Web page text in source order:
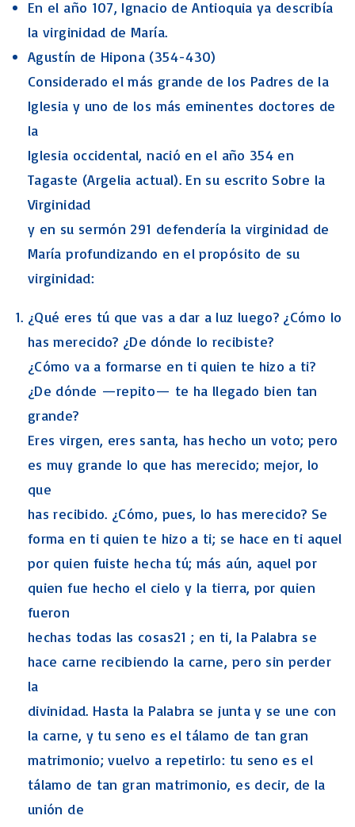
En el año 107, Ignacio de Antioquia ya describía
la virginidad de María.
Agustín de Hipona (354-430)
Considerado el más grande de los Padres de la
Iglesia y uno de los más eminentes doctores de
la
Iglesia occidental, nació en el año 354 en
Tagaste (Argelia actual). En su escrito Sobre la
Virginidad
y en su sermón 291 defendería la virginidad de
María profundizando en el propósito de su
virginidad:
¿Qué eres tú que vas a dar a luz luego? ¿Cómo lo
has merecido? ¿De dónde lo recibiste?
¿Cómo va a formarse en ti quien te hizo a ti?
¿De dónde —repito— te ha llegado bien tan
grande?
Eres virgen, eres santa, has hecho un voto; pero
es muy grande lo que has merecido; mejor, lo
que
has recibido. ¿Cómo, pues, lo has merecido? Se
forma en ti quien te hizo a ti; se hace en ti aquel
por quien fuiste hecha tú; más aún, aquel por
quien fue hecho el cielo y la tierra, por quien
fueron
hechas todas las cosas21 ; en ti, la Palabra se
hace carne recibiendo la carne, pero sin perder
la
divinidad. Hasta la Palabra se junta y se une con
la carne, y tu seno es el tálamo de tan gran
matrimonio; vuelvo a repetirlo: tu seno es el
tálamo de tan gran matrimonio, es decir, de la
unión de